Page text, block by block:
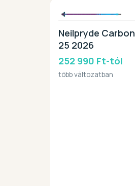
Neilpryde Carbon
25 2026
252 990 Ft-tól
több változatban